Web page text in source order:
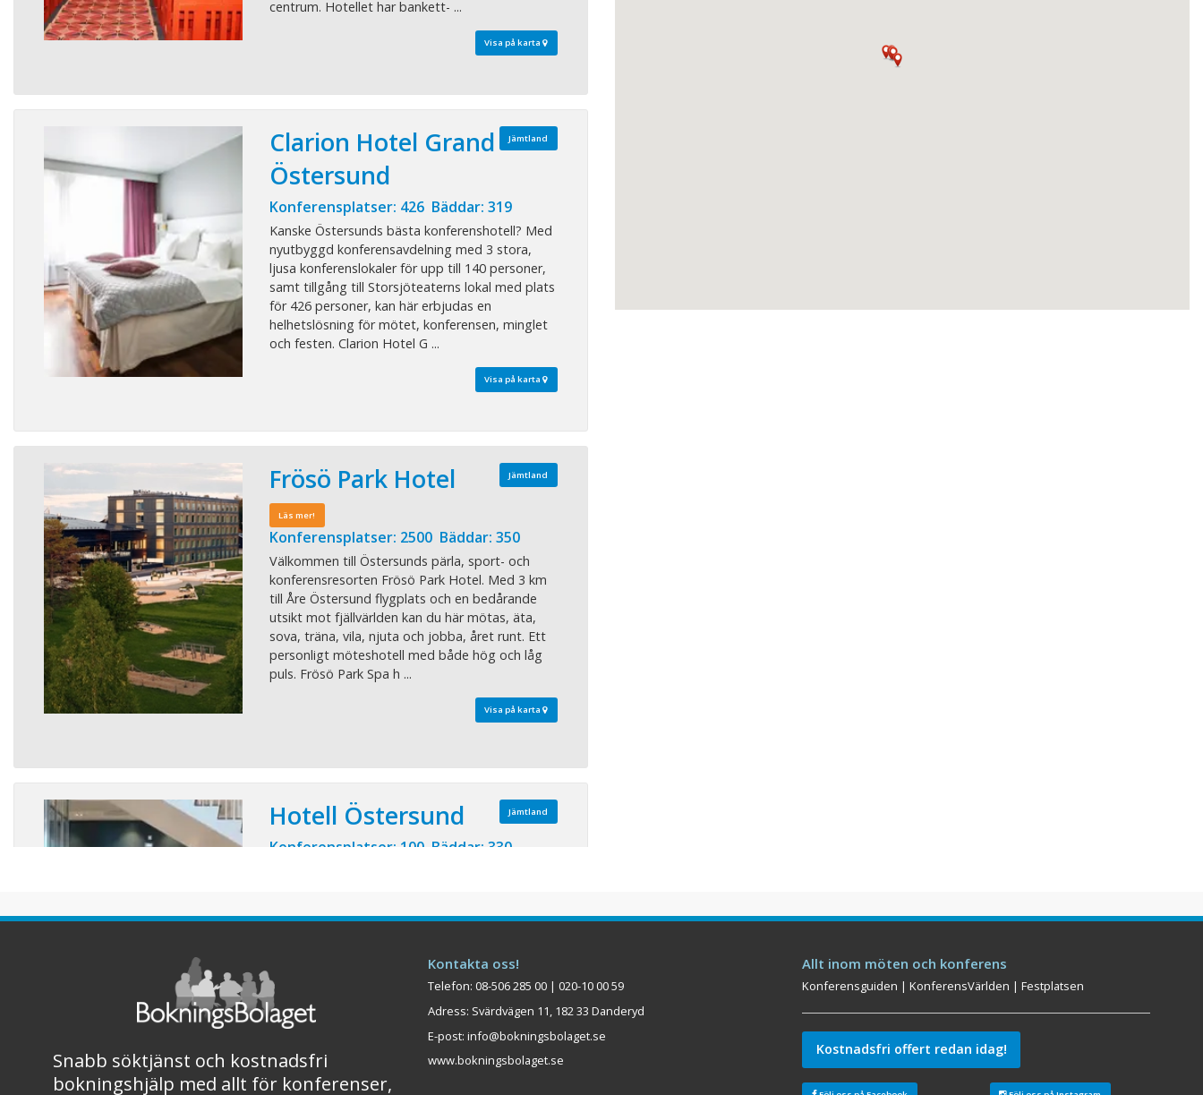
centrum. Hotellet har bankett- ...
Visa på karta
Jämtland
Clarion Hotel Grand
Östersund
Konferensplatser: 426 Bäddar: 319
Kanske Östersunds bästa konferenshotell? Med
nyutbyggd konferensavdelning med 3 stora,
ljusa konferenslokaler för upp till 140 personer,
samt tillgång till Storsjöteaterns lokal med plats
för 426 personer, kan här erbjudas en
helhetslösning för mötet, konferensen, minglet
och festen. Clarion Hotel G ...
Visa på karta
Jämtland
Frösö Park Hotel
Läs mer!
Konferensplatser: 2500 Bäddar: 350
Välkommen till Östersunds pärla, sport- och
konferensresorten Frösö Park Hotel. Med 3 km
till Åre Östersund flygplats och en bedårande
utsikt mot fjällvärlden kan du här mötas, äta,
sova, träna, vila, njuta och jobba, året runt. Ett
personligt möteshotell med både hög och låg
puls. Frösö Park Spa h ...
Visa på karta
Jämtland
Hotell Östersund
Konferensplatser: 100 Bäddar: 330
ligger centralt i Östersund, nära både affärer
Hotellet har också en populär restaurang och
bar. Vi hjälper till att ano ...
Visa på karta
Snabb söktjänst och kostnadsfri
bokningshjälp med allt för konferenser,
Kontakta oss!
Telefon: 08-506 285 00 | 020-10 00 59
Adress: Svärdvägen 11, 182 33 Danderyd
E-post: info@bokningsbolaget.se
www.bokningsbolaget.se
Allt inom möten och konferens
Konferensguiden |KonferensVärlden |Festplatsen
Kostnadsfri offert redan idag!